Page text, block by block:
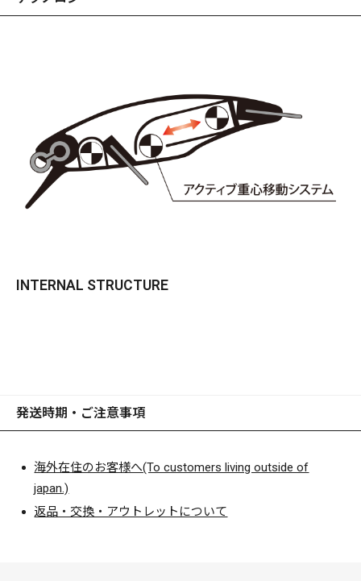
INTERNAL STRUCTURE
発送時期・ご注意事項
海外在住のお客様へ(To customers living outside of
japan.)
返品・交換・アウトレットについて